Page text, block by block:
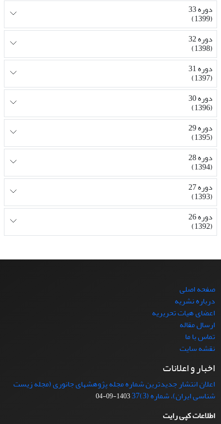
دوره 33
(1399)
دوره 32
(1398)
دوره 31
(1397)
دوره 30
(1396)
دوره 29
(1395)
دوره 28
(1394)
دوره 27
(1393)
دوره 26
(1392)
صفحه اصلی
درباره نشریه
اعضای هیات تحریریه
ارسال مقاله
تماس با ما
نقشه سایت
اخبار و اعلانات
اعلان انتشار جدیدترین شماره مجله پژوهشهای جانوری (مجله زیست
شناسی ایران)، شماره (3)37
1403-09-04
اطلاعات کپی رایت